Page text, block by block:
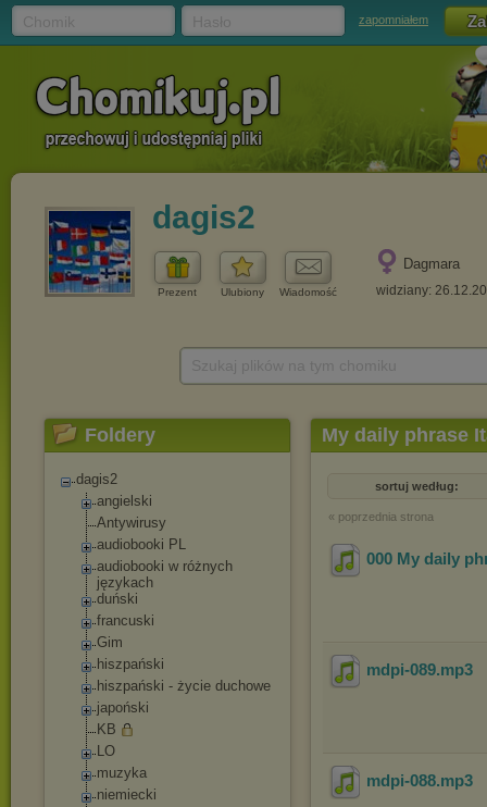
zapomniałem
dagis2
Prezent Ulubiony Wiadomość
Dagmara
widziany:
Foldery
dagis2
angielski
Antywirusy
audiobooki PL
audiobooki w różnych
językach
duński
francuski
Gim
hiszpański
hiszpański - życie duchowe
japoński
KB
LO
muzyka
niemiecki
My daily phrase
sortuj według:
« poprzednia strona
000 My daily
mdpi-089.mp3
mdpi-088.mp3